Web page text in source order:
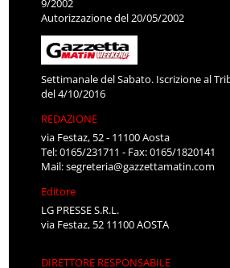
9/2002
Autorizzazione del 20/05/2002
Settimanale del Sabato. Iscrizione al
del 4/10/2016
REDAZIONE
via Festaz, 52 - 11100 Aosta
Tel: 0165/231711 - Fax: 0165/1820141
Mail:segreteria@gazzettamatin.com
Editore
LG PRESSE S.R.L.
via Festaz, 52 11100 AOSTA
DIRETTORE RESPONSABILE